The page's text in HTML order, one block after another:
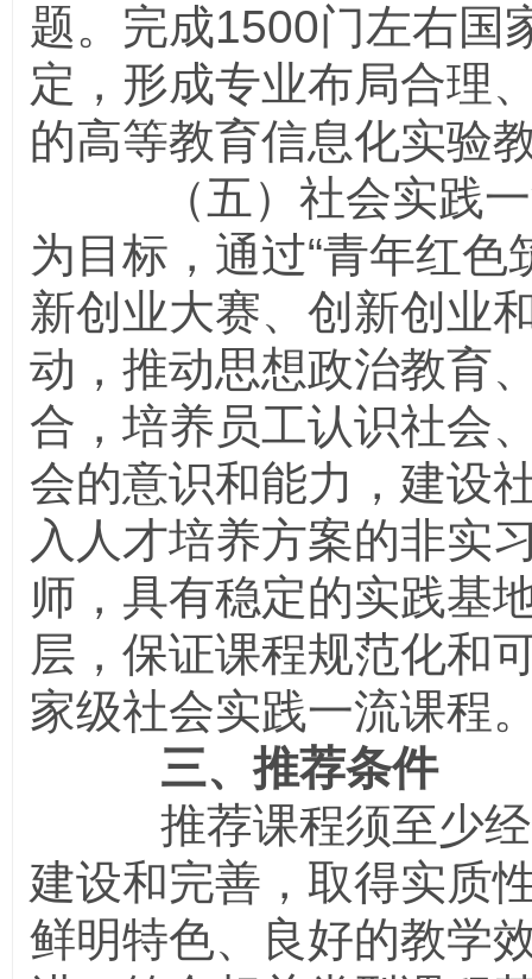
题。完成1500门左右国
定，形成专业布局合理
的高等教育信息化实验
（五）社会实践一
为目标，通过“青年红色
新创业大赛、创新创业
动，推动思想政治教育
合，培养员工认识社会
会的意识和能力，建设
入人才培养方案的非实
师，具有稳定的实践基
层，保证课程规范化和
家级社会实践一流课程
三、推荐条件
推荐课程须至少经
建设和完善，取得实质
鲜明特色、良好的教学